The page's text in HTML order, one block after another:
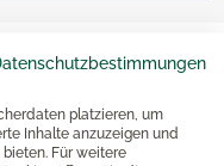
platzieren, um
Inhalte anzuzeigen und
Für weitere